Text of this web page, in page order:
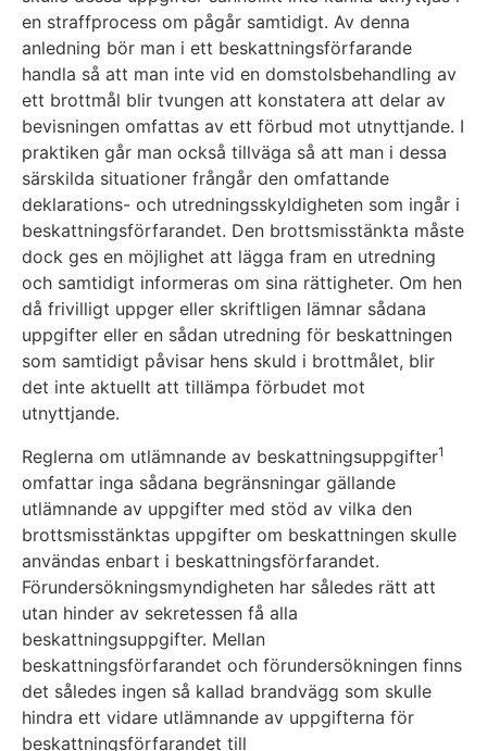
en straffprocess om pågår samtidigt. Av denna
anledning bör man i ett beskattningsförfarande
handla så att man inte vid en domstolsbehandling av
ett brottmål blir tvungen att konstatera att delar av
bevisningen omfattas av ett förbud mot utnyttjande. I
praktiken går man också tillväga så att man i dessa
särskilda situationer frångår den omfattande
deklarations- och utredningsskyldigheten som ingår i
beskattningsförfarandet. Den brottsmisstänkta måste
dock ges en möjlighet att lägga fram en utredning
och samtidigt informeras om sina rättigheter. Om hen
då frivilligt uppger eller skriftligen lämnar sådana
uppgifter eller en sådan utredning för beskattningen
som samtidigt påvisar hens skuld i brottmålet, blir
det inte aktuellt att tillämpa förbudet mot
utnyttjande.
Reglerna om utlämnande av beskattningsuppgifter1
omfattar inga sådana begränsningar gällande
utlämnande av uppgifter med stöd av vilka den
brottsmisstänktas uppgifter om beskattningen skulle
användas enbart i beskattningsförfarandet.
Förundersökningsmyndigheten har således rätt att
utan hinder av sekretessen få alla
beskattningsuppgifter. Mellan
beskattningsförfarandet och förundersökningen finns
det således ingen så kallad brandvägg som skulle
hindra ett vidare utlämnande av uppgifterna för
beskattningsförfarandet till